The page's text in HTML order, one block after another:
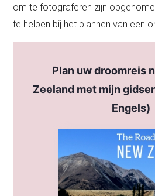
om te fotograferen zijn
te helpen bij het plannen van een
Plan uw droomreis
Zeeland met mijn
Engels)